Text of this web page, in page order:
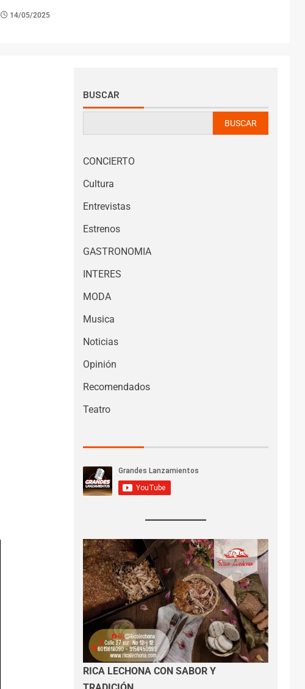
14/05/2025
BUSCAR
BUSCAR
CONCIERTO
Cultura
Entrevistas
Estrenos
GASTRONOMIA
INTERES
MODA
Musica
Noticias
Opinión
Recomendados
Teatro
RICA LECHONA CON SABOR Y